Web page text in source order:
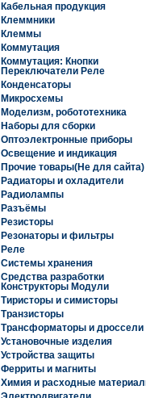
Кабельная продукция
Клеммники
Клеммы
Коммутация
Коммутация: Кнопки
Переключатели Реле
Конденсаторы
Микросхемы
Моделизм, робототехника
Наборы для сборки
Оптоэлектронные приборы
Освещение и индикация
Прочие товары(Не для сайта)
Радиаторы и охладители
Радиолампы
Разъёмы
Резисторы
Резонаторы и фильтры
Реле
Системы хранения
Средства разработки
Конструкторы Модули
Тиристоры и симисторы
Транзисторы
Трансформаторы и дроссели
Установочные изделия
Устройства защиты
Ферриты и магниты
Химия и расходные